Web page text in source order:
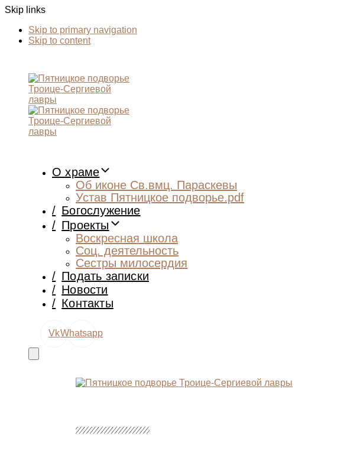
Skip links
Skip to primary navigation
Skip to content
О храме
Об иконе Св.вмц. Параскевы
Устав Пятницкое подворье.pdf
/ Богослужение
/ Проекты
Воскресная школа
Соц. деятельность
Сестры милосердия
/ Подать записки
/ Новости
/ Контакты
VkWhatsapp